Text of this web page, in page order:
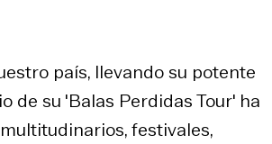
país, llevando su potente
de su 'Balas Perdidas Tour' ha
festivales,